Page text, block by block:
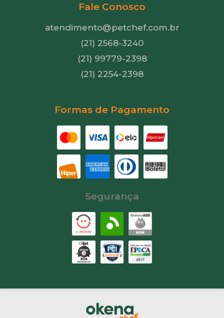
Fale Conosco
atendimento@petchef.com.br
(21) 2568-3240
(21) 99779-2398
(21) 2254-2398
Formas de Pagamento
Segurança